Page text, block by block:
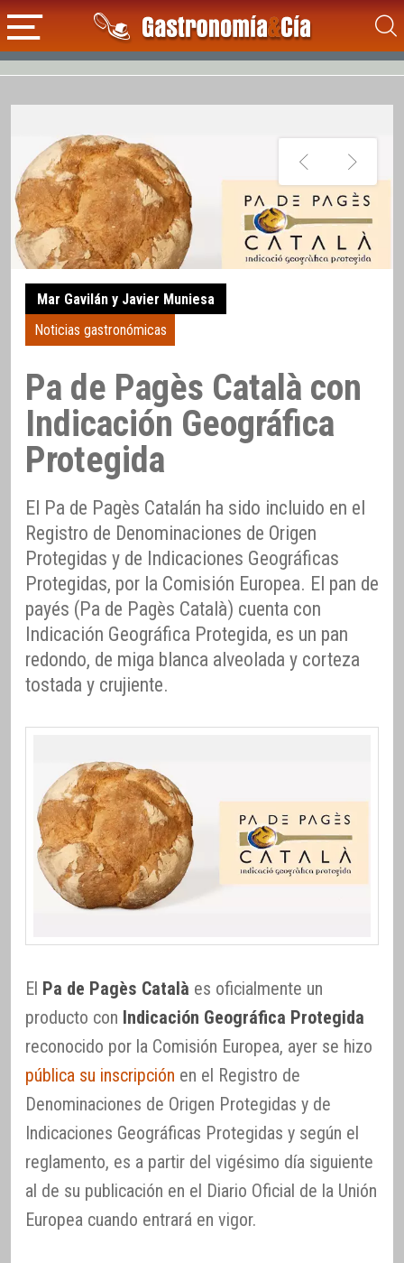
Mar Gavilán y Javier Muniesa
Noticias gastronómicas
Pa de Pagès Català con
Indicación Geográfica
Protegida
El Pa de Pagès Catalán ha sido incluido en el
Registro de Denominaciones de Origen
Protegidas y de Indicaciones Geográficas
Protegidas, por la Comisión Europea. El pan de
payés (Pa de Pagès Català) cuenta con
Indicación Geográfica Protegida, es un pan
redondo, de miga blanca alveolada y corteza
tostada y crujiente.
El Pa de Pagès Català es oficialmente un
producto con Indicación Geográfica Protegida
reconocido por la Comisión Europea, ayer se hizo
pública su inscripción en el Registro de
Denominaciones de Origen Protegidas y de
Indicaciones Geográficas Protegidas y según el
reglamento, es a partir del vigésimo día siguiente
al de su publicación en el Diario Oficial de la Unión
Europea cuando entrará en vigor.